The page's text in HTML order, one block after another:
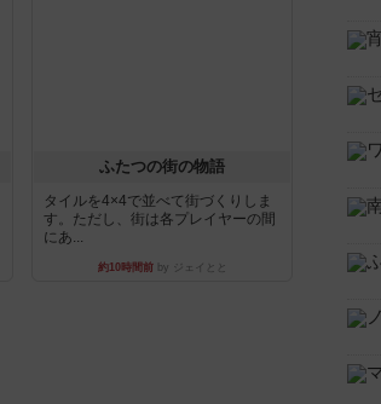
ふたつの街の物語
タイルを4×4で並べて街づくりしま
す。ただし、街は各プレイヤーの間
にあ...
約10時間前by ジェイとと